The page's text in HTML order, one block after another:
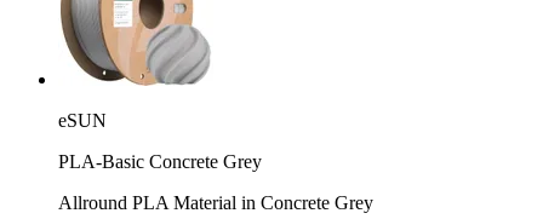
eSUN
PLA-Basic Concrete Grey
Allround PLA Material in Concrete Grey